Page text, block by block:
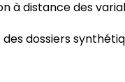
à distance des
dossiers